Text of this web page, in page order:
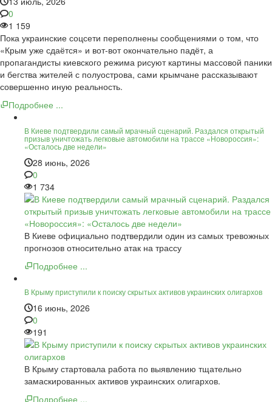
0
1 159
Пока украинские соцсети переполнены сообщениями о том, что
«Крым уже сдаётся» и вот-вот окончательно падёт, а
пропагандисты киевского режима рисуют картины массовой паники
и бегства жителей с полуострова, сами крымчане рассказывают
совершенно иную реальность.
Подробнее ...
В Киеве подтвердили самый мрачный сценарий. Раздался открытый
призыв уничтожать легковые автомобили на трассе «Новороссия»:
«Осталось две недели»
28 июнь, 2026
0
1 734
В Киеве официально подтвердили один из самых тревожных
прогнозов относительно атак на трассу
Подробнее ...
В Крыму приступили к поиску скрытых активов украинских олигархов
16 июнь, 2026
0
191
В Крыму стартовала работа по выявлению тщательно
замаскированных активов украинских олигархов.
Подробнее ...